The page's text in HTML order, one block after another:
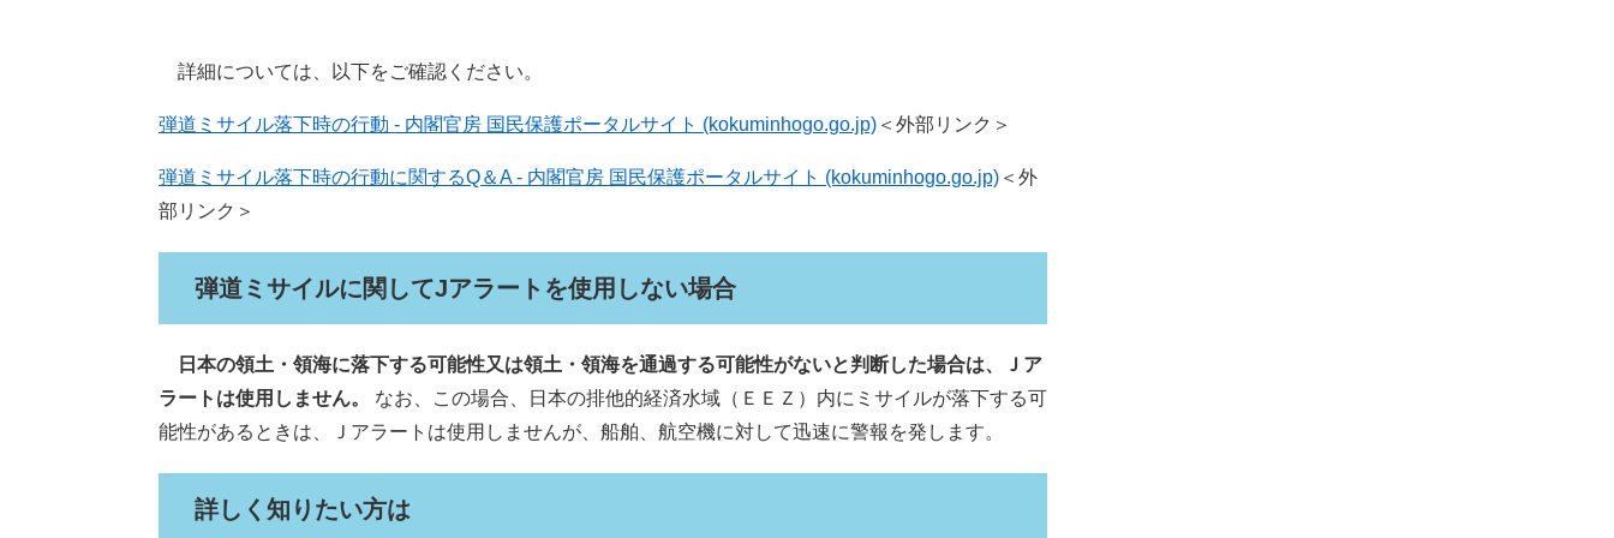
詳細については、以下をご確認ください。
弾道ミサイル落下時の行動 - 内閣官房 国民保護ポータルサイト (kokuminhogo.go.jp) ＜外部リンク＞
弾道ミサイル落下時の行動に関するQ＆A - 内閣官房 国民保護ポータルサイト (kokuminhogo.go.jp) ＜外
部リンク＞
弾道ミサイルに関してJアラートを使用しない場合
日本の領土・領海に落下する可能性又は領土・領海を通過する可能性がないと判断した場合は、Ｊア
ラートは使用しません。 なお、この場合、日本の排他的経済水域（ＥＥＺ）内にミサイルが落下する可
能性があるときは、Ｊアラートは使用しませんが、船舶、航空機に対して迅速に警報を発します。
詳しく知りたい方は